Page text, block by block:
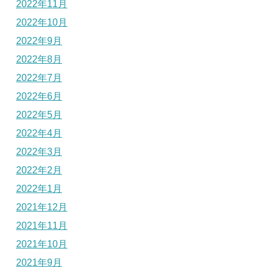
2022年11月
2022年10月
2022年9月
2022年8月
2022年7月
2022年6月
2022年5月
2022年4月
2022年3月
2022年2月
2022年1月
2021年12月
2021年11月
2021年10月
2021年9月